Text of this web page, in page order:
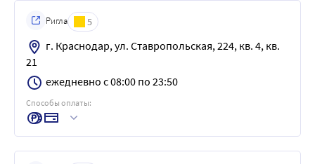
Ригла 5
г. Краснодар, ул. Ставропольская, 224, кв. 4, кв.
21
ежедневно с 08:00 по 23:50
Способы оплаты: